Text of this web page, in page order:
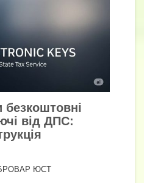
безкоштовні
від ДПС:
БРОВАР ЮСТ